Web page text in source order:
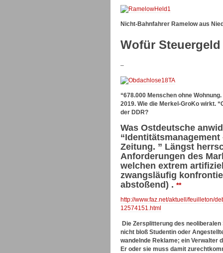
Nicht-Bahnfahrer Ramelow aus
Wofür
–
“678.000 Menschen ohne
2019. Wie die Merkel-GroKo wirkt.
der DDR?
Was Ostdeutsche
Zeitung. ” Längst
Anforderungen des
welchen extrem
zwangsläufig
abstoßend) . **
http://www.faz.net/aktuell/feuilleton/
12574151.html
Die Zersplitterung des
nicht bloß Studentin oder
wandelnde Reklame; ein Verwalter
Er oder sie muss damit